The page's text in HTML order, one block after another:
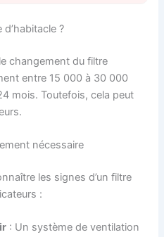
?
changement du filtre
entre 15 000 à 30 000
mois. Toutefois, cela peut
nécessaire
les signes d’un filtre
:
: Un système de ventilation